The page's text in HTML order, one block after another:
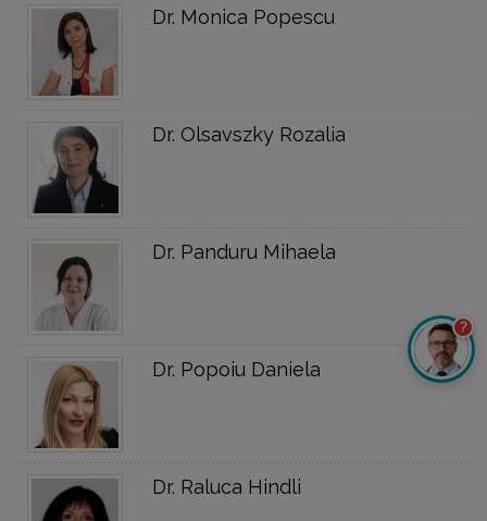
Dr. Monica Popescu
Dr. Olsavszky Rozalia
Dr. Panduru Mihaela
Dr. Popoiu Daniela
Dr. Raluca Hindli
?